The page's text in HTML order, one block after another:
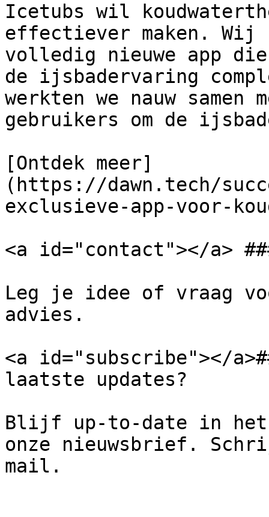
Icetubs wil
effectiever maken. Wij
volledig nieuwe app
de ijsbadervaring
werkten we nauw samen
gebruikers om de
[Ontdek meer]
(https://dawn.tech/
exclusieve-app-voor-
<a id="contact"></a>
Leg je idee of vraag
advies.
<a id="subscribe"></
laatste updates?
Blijf up-to-date in het
onze nieuwsbrief.
mail.